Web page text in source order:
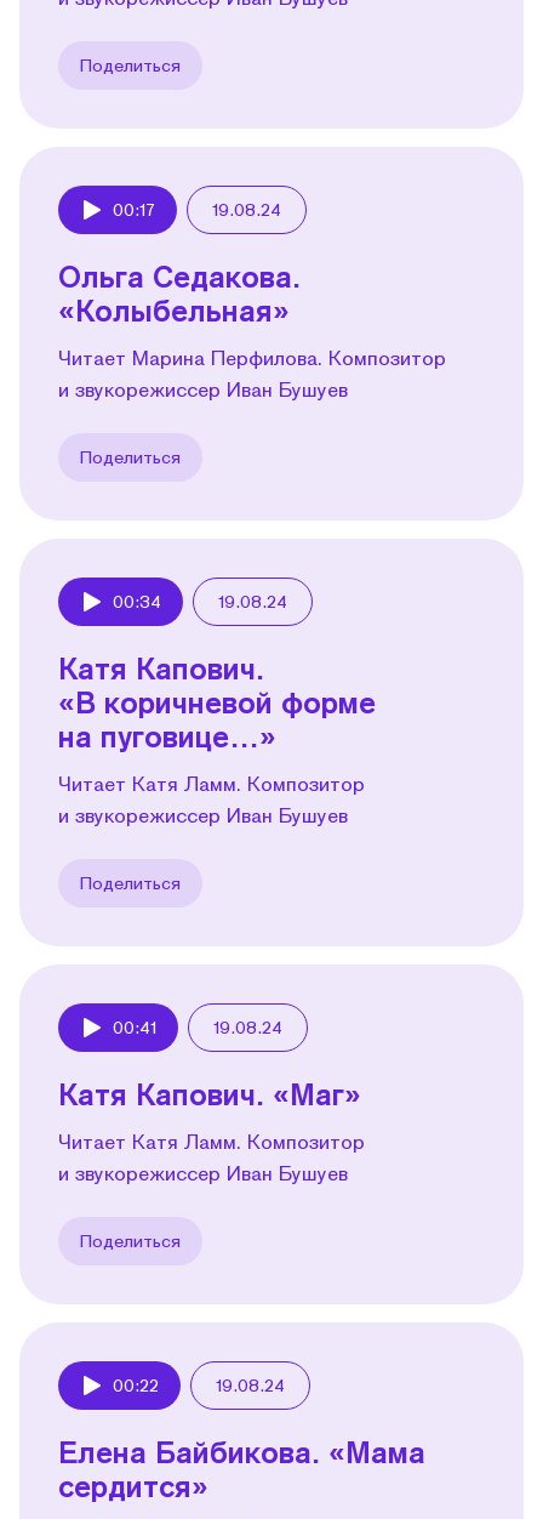
Поделиться
00:17 19.08.24
Ольга Седакова.
«Колыбельная»
Читает Марина Перфилова. Композитор
и звукорежиссер Иван Бушуев
Поделиться
00:34 19.08.24
Катя Капович.
«В коричневой форме
на пуговице…»
Читает Катя Ламм. Композитор
и звукорежиссер Иван Бушуев
Поделиться
00:41 19.08.24
Катя Капович. «Маг»
Читает Катя Ламм. Композитор
и звукорежиссер Иван Бушуев
Поделиться
00:22 19.08.24
Елена Байбикова. «Мама
сердится»